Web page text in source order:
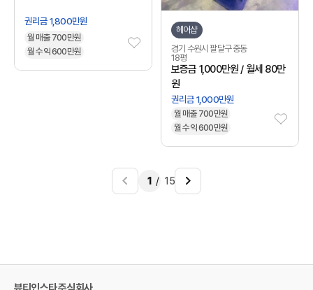
권리금 1,800만원
월 매출 700만원
월 수익 600만원
헤어샵
경기 수원시 팔달구 중동
18평
보증금 1,000만원 / 월세 80만
원
권리금 1,000만원
월 매출 700만원
월 수익 600만원
1 15